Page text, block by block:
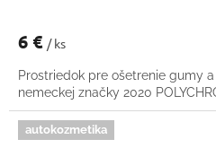
6 € / ks
Prostriedok pre ošetrenie gumy
nemeckej značky 2020
autokozmetika